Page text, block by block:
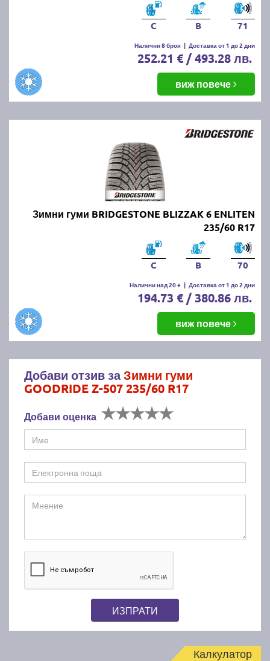
C B 71
Налични 8 броя | Доставка от 1 до 2 дни
252.21 € / 493.28 лв.
виж повече
Зимни гуми BRIDGESTONE BLIZZAK 6 ENLITEN
235/60 R17
C B 70
Налични над 20 + | Доставка от 1 до 2 дни
194.73 € / 380.86 лв.
виж повече
Добави отзив заЗимни гуми
GOODRIDE Z-507 235/60 R17
Добави оценка
ИЗПРАТИ
Калкулатор